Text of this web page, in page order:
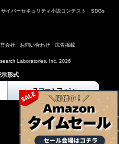
サイバーセキュリティ小説コンテスト SDGs
会社 お問い合わせ 広告掲載
Laboratories, Inc. 2026
形式
スマートフォン